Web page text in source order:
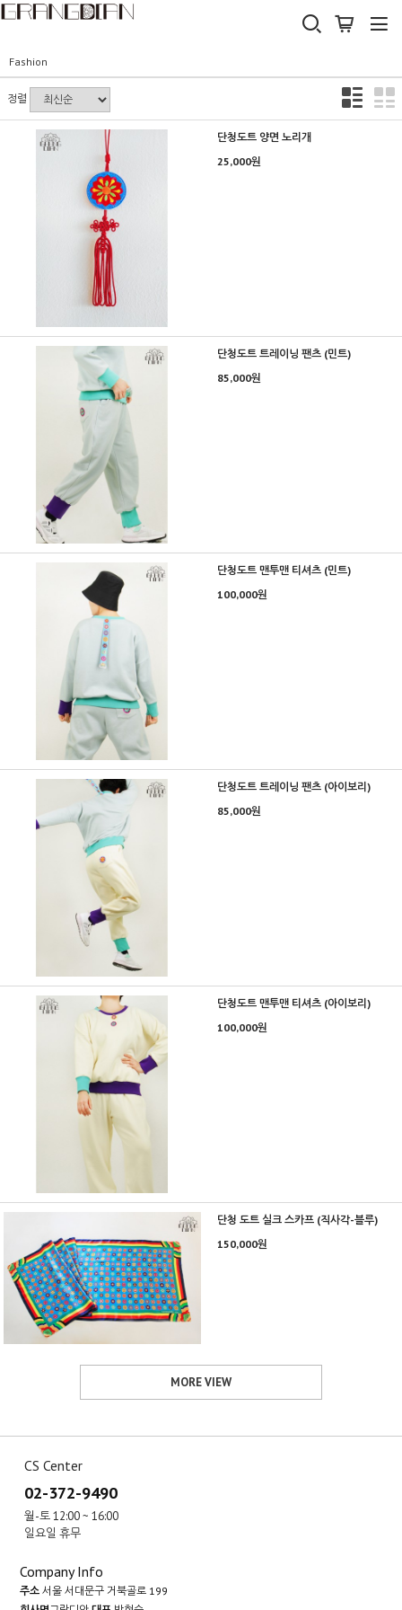
Fashion
정렬
단청도트 양면 노리개
25,000원
단청도트 트레이닝 팬츠 (민트)
85,000원
단청도트 맨투맨 티셔츠 (민트)
100,000원
단청도트 트레이닝 팬츠 (아이보리)
85,000원
단청도트 맨투맨 티셔츠 (아이보리)
100,000원
단청 도트 실크 스카프 (직사각-블루)
150,000원
MORE VIEW
CS Center
02-372-9490
월-토 12:00 ~ 16:00
일요일 휴무
Company Info
주소 서울 서대문구 거북골로 199